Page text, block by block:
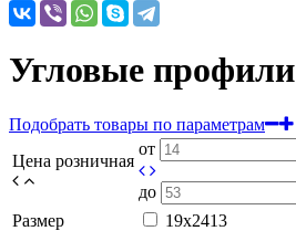
Угловые профили
Подобрать товары по параметрам
Цена розничная
от
до
Размер
19х2413